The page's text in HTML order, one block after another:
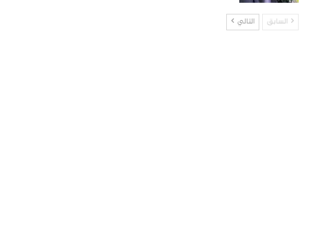
السابق التالي